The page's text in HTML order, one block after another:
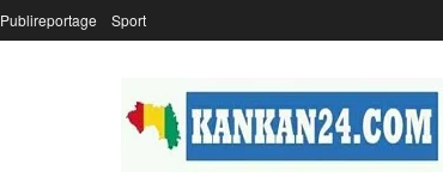
Publireportage Sport